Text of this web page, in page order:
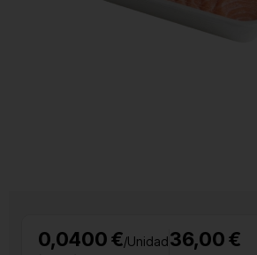
0,0400 €/Unidad36,00 €